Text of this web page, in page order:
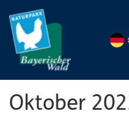
Oktober